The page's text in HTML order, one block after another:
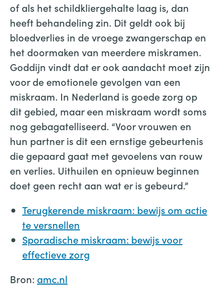
of als het schildkliergehalte laag is, dan
heeft behandeling zin. Dit geldt ook bij
bloedverlies in de vroege zwangerschap en
het doormaken van meerdere miskramen.
Goddijn vindt dat er ook aandacht moet zijn
voor de emotionele gevolgen van een
miskraam. In Nederland is goede zorg op
dit gebied, maar een miskraam wordt soms
nog gebagatelliseerd. “Voor vrouwen en
hun partner is dit een ernstige gebeurtenis
die gepaard gaat met gevoelens van rouw
en verlies. Uithuilen en opnieuw beginnen
doet geen recht aan wat er is gebeurd.”
Terugkerende miskraam: bewijs om actie
te versnellen
Sporadische miskraam: bewijs voor
effectieve zorg
Bron: amc.nl